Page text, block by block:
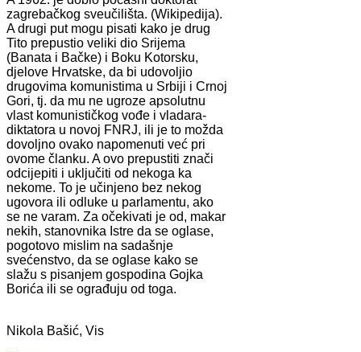
zagrebačkog sveučilišta. (Wikipedija).
A drugi put mogu pisati kako je drug
Tito prepustio veliki dio Srijema
(Banata i Bačke) i Boku Kotorsku,
djelove Hrvatske, da bi udovoljio
drugovima komunistima u Srbiji i Crnoj
Gori, tj. da mu ne ugroze apsolutnu
vlast komunističkog vođe i vladara-
diktatora u novoj FNRJ, ili je to možda
dovoljno ovako napomenuti već pri
ovome članku. A ovo prepustiti znači
odcijepiti i uključiti od nekoga ka
nekome. To je učinjeno bez nekog
ugovora ili odluke u parlamentu, ako
se ne varam. Za očekivati je od, makar
nekih, stanovnika Istre da se oglase,
pogotovo mislim na sadašnje
svećenstvo, da se oglase kako se
slažu s pisanjem gospodina Gojka
Borića ili se ograđuju od toga.
Nikola Bašić, Vis